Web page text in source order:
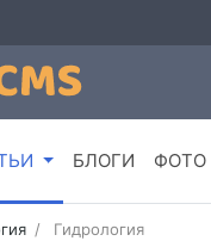
БЛОГИ ФОТО
Гидрология